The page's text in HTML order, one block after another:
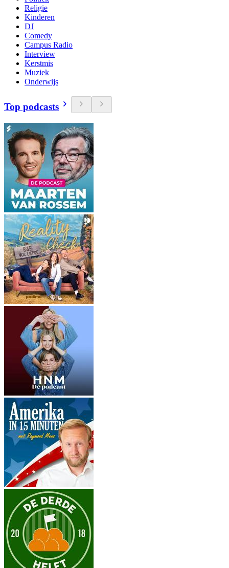
Religie
Kinderen
DJ
Comedy
Campus Radio
Interview
Kerstmis
Muziek
Onderwijs
Top podcasts